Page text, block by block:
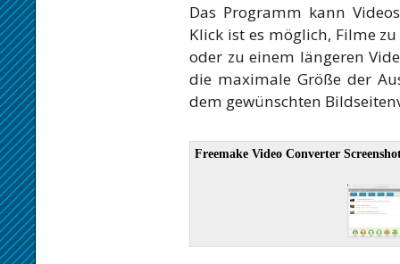
Das Programm kann
Klick ist es möglich, Filme
oder zu einem längeren
die maximale Größe der
dem gewünschten
Freemake Video Converter